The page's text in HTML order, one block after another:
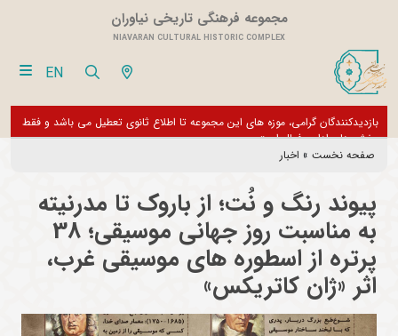
مجموعه فرهنگی تاریخی نیاوران
NIAVARAN CULTURAL HISTORIC COMPLEX
EN
بازدیدکنندگان گرامی، موزه های این مجموعه تا اطلاع ثانوی تعطیل می باشد و فقط
بخش های اداری فعال است
صفحه نخست » اخبار
پیوند رنگ و نُت؛ از باروک تا مدرنیته
به مناسبت روز جهانی موسیقی؛ 38
پرتره از اسطوره های موسیقی غرب،
اثر «ژان کاتریکس»